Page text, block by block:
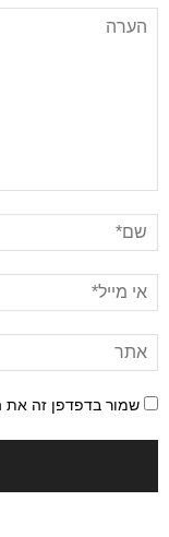
שמור בדפדפן זה את